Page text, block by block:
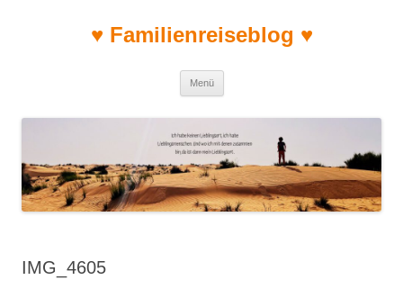
♥ Familienreiseblog ♥
Menü
IMG_4605